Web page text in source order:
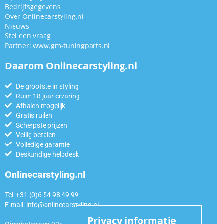
Bedrijfsgegevens
Over Onlinecarstyling.nl
Nieuws
Stel een vraag
Partner: www.gm-tuningparts.nl
Daarom Onlinecarstyling.nl
De grootste in styling
Ruim 18 jaar ervaring
Afhalen mogelijk
Gratis ruilen
Scherpste prijzen
Veilig betalen
Volledige garantie
Deskundige helpdesk
Onlinecarstyling.nl
Tel: +31 (0)6 54 98 49 99
E-mail: info@onlinecarstyling.nl
Privacy informatie